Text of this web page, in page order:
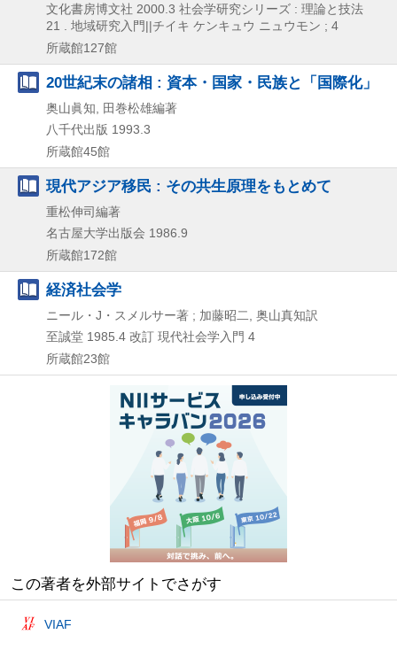
文化書房博文社 2000.3 社会学研究シリーズ : 理論と技法
21 . 地域研究入門||チイキ ケンキュウ ニュウモン ; 4
所蔵館127館
20世紀末の諸相 : 資本・国家・民族と「国際化」
奥山眞知, 田巻松雄編著
八千代出版 1993.3
所蔵館45館
現代アジア移民 : その共生原理をもとめて
重松伸司編著
名古屋大学出版会 1986.9
所蔵館172館
経済社会学
ニール・J・スメルサー著 ; 加藤昭二, 奥山真知訳
至誠堂 1985.4 改訂 現代社会学入門 4
所蔵館23館
この著者を外部サイトでさがす
VIAF